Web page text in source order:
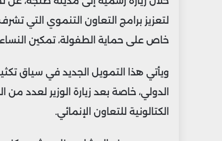
خاص على حماية الطفولة، تمكين
ويأتي هذا التمويل الجديد في سياق
الدولي، خاصة بعد زيارة الوزير لعدد
الكتالونية للتعاون الإنمائي.